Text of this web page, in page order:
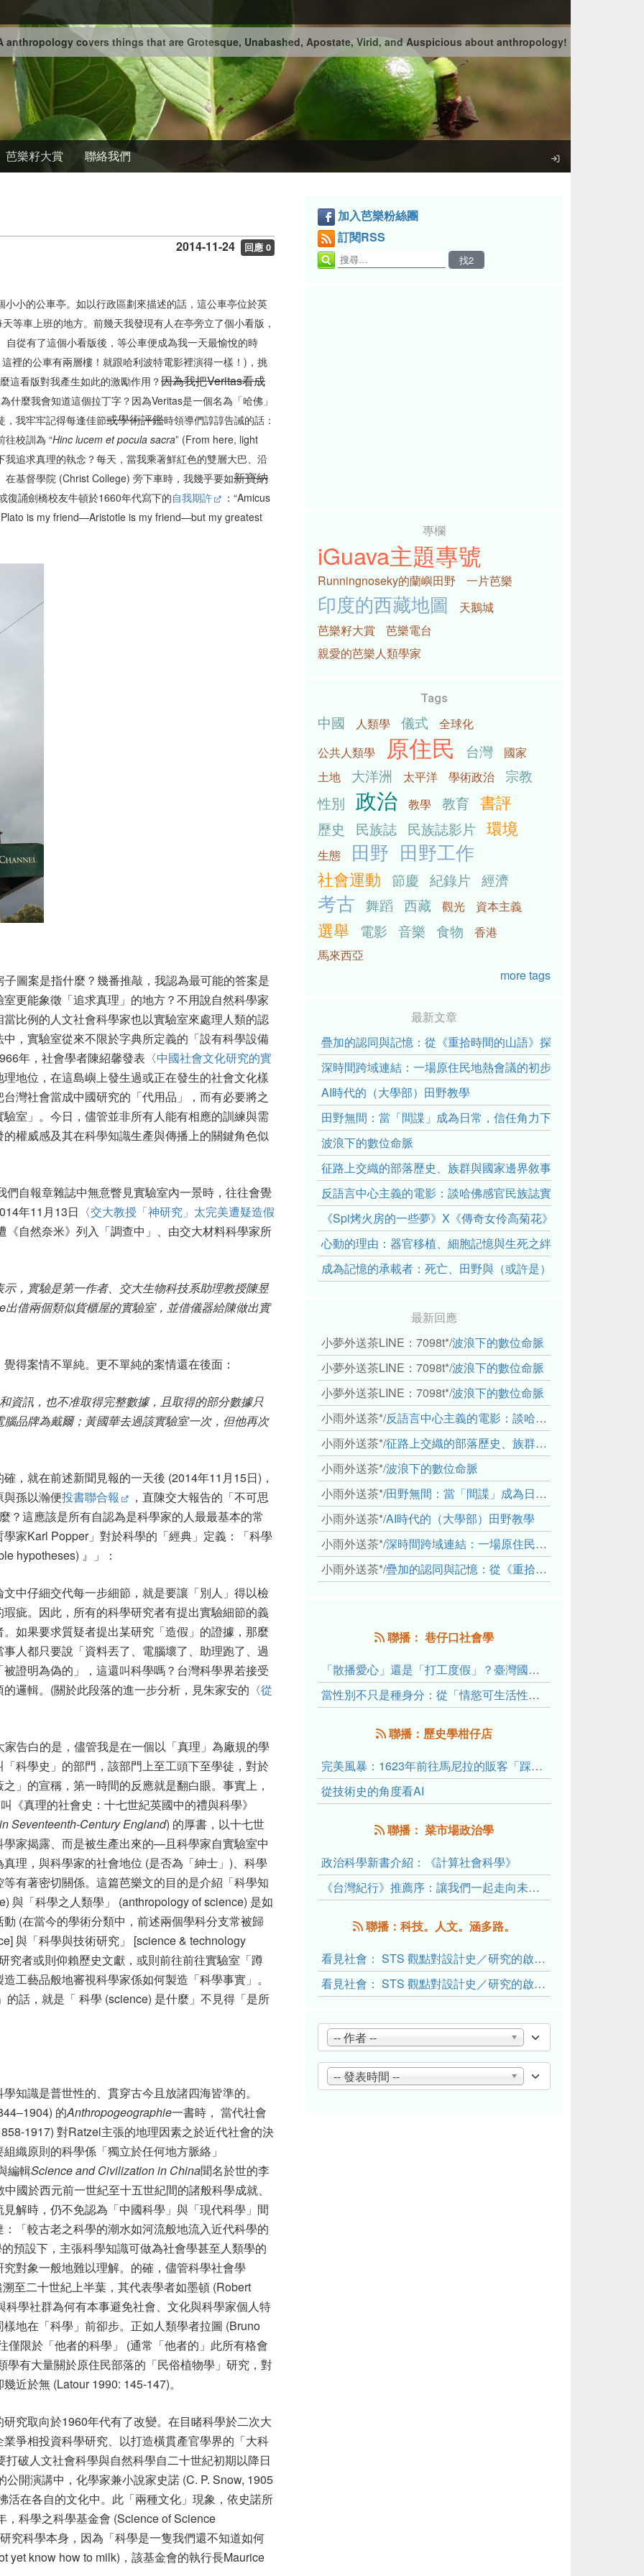
anthropology covers things that are Grotesque, Unabashed, Apostate, Virid, and Auspicious about anthropology!
芭樂籽大賞 聯絡我們
2014-11-24 回應 0
小的公車亭。如以行政區劃來描述的話，這公車亭位於英
等車上班的地方。前幾天我發現有人在亭旁立了個小看版，
從有了這個小看版後，等公車便成為我一天最愉悅的時
裡的公車有兩層樓！就跟哈利波特電影裡演得一樣！)，挑
這看版對我產生如此的激勵作用？因為我把Veritas看成
什麼我會知道這個拉丁字？因為Veritas是一個名為「哈佛」
，我牢牢記得每逢佳節或學術評鑑時領導們諄諄告誡的話：
校訓為 “Hinc lucem et pocula sacra” (From here, light
追求真理的執念？每天，當我乘著鮮紅色的雙層大巴、沿
基督學院 (Christ College) 旁下車時，我幾乎要如新寶納
復誦劍橋校友牛頓於1660年代寫下的自我期許
：“Amicus
is my friend—Aristotle is my friend—but my greatest
圖案是指什麼？幾番推敲，我認為最可能的答案是
更能象徵「追求真理」的地方？不用說自然科學家
比例的人文社會科學家也以實驗室來處理人類的認
，實驗室從來不限於字典所定義的「設有科學設備
年，社會學者陳紹馨發表〈中國社會文化研究的實
地位，在這島嶼上發生過或正在發生的社會文化樣
灣社會當成中國研究的「代用品」，而有必要將之
室」。今日，儘管並非所有人能有相應的訓練與需
權威感及其在科學知識生產與傳播上的關鍵角色似
自報章雜誌中無意瞥見實驗室內一景時，往往會覺
年11月13日〈交大教授「神研究」太完美遭疑造假
自然奈米》列入「調查中」、由交大材料科學家所
，實驗是第一作者、交大生物科技系助理教授陳昱
借兩個類似貨櫃屋的實驗室，並借儀器給陳做出實
得案情不單純。更不單純的案情還在後面：
資訊，也不准取得完整數據，且取得的部分數據只
品牌為戴爾；黃國華去過該實驗室一次，但他再次
，就在前述新聞見報的一天後 (2014年11月15日)，
孫以瀚便投書聯合報
，直陳交大報告的「不可思
？這應該是所有自認為是科學家的人最最基本的常
家Karl Popper」對於科學的「經典」定義：「科學
hypotheses) 』」：
中仔細交代每一步細節，就是要讓「別人」得以檢
疵。因此，所有的科學研究者有提出實驗細節的義
如果要求質疑者提出某研究「造假」的證據，那麼
人都只要說「資料丟了、電腦壞了、助理跑了、過
證明為偽的」，這還叫科學嗎？台灣科學界若接受
邏輯。(關於此段落的進一步分析，見朱家安的〈從
告白的是，儘管我是在一個以「真理」為廠規的學
科學史」的部門，該部門上至工頭下至學徒，對於
」的宣稱，第一時間的反應就是翻白眼。事實上，
《真理的社會史：十七世紀英國中的禮與科學》
Seventeenth-Century England) 的厚書，以十七世
家揭露、而是被生產出來的—且科學家自實驗室中
理，與科學家的社會地位 (是否為「紳士」)、科學
有著密切關係。這篇芭樂文的目的是介紹「科學知
與「科學之人類學」 (anthropology of science) 是如
(在當今的學術分類中，前述兩個學科分支常被歸
與「科學與技術研究」 [science & technology
究者或則仰賴歷史文獻，或則前往前往實驗室「蹲
工藝品般地審視科學家係如何製造「科學事實」。
話，就是「 科學 (science) 是什麼」不見得「是所
知識是普世性的、貫穿古今且放諸四海皆準的。
的Anthropogeographie一書時， 當代社會
1917) 對Ratzel主張的地理因素之於近代社會的決
織原則的科學係「獨立於任何地方脈絡」
編輯Science and Civilization in China聞名於世的李
國於西元前一世紀至十五世紀間的諸般科學成就、
解時，仍不免認為「中國科學」與「現代科學」間
「較古老之科學的潮水如河流般地流入近代科學的
預設下，主張科學知識可做為社會學甚至人類學的
對象一般地難以理解。的確，儘管科學社會學
至二十世紀上半葉，其代表學者如墨頓 (Robert
學社群為何有本事避免社會、文化與科學家個人特
地在「科學」前卻步。正如人類學者拉圖 (Bruno
僅限於「他者的科學」 (通常「他者的」此所有格會
有大量關於原住民部落的「民俗植物學」研究，對
近於無 (Latour 1990: 145-147)。
究取向於1960年代有了改變。在目睹科學於二次大
爭相投資科學研究、以打造橫貫產官學界的「大科
破人文社會科學與自然科學自二十世紀初期以降日
開演講中，化學家兼小說家史諾 (C. P. Snow, 1905
活在各自的文化中。此「兩種文化」現象，依史諾所
科學之科學基金會 (Science of Science
究科學本身，因為「科學是一隻我們還不知道如何
yet know how to milk)，該基金會的執行長Maurice
加入芭樂粉絲團
訂閱RSS
專欄
iGuava主題專號
Runningnoseky的蘭嶼田野 一片芭樂
印度的西藏地圖
天鵝城
芭樂籽大賞
芭樂電台
親愛的芭樂人類學家
Tags
中國 人類學 儀式
全球化
公共人類學
原住民 台灣
國家
土地
大洋洲 太平洋 學術政治
宗教
性別 政治 教學 教育 書評
歷史 民族誌 民族誌影片 環境
生態 田野 田野工作
社會運動 節慶 紀錄片 經濟
考古 舞蹈 西藏 觀光 資本主義
選舉 電影 音樂 食物
香港
馬來西亞
more tags
最新文章
疊加的認同與記憶：從《重拾時間的山語》探討「我們的」立
深時間跨域連結：一場原住民地熱會議的初步觀察
AI時代的（大學部）田野教學
田野無間：當「間諜」成為日常，信任角力下的情感伏流
波浪下的數位命脈
征路上交織的部落歷史、族群與國家邊界敘事： 《路有多長》
反語言中心主義的電影：談哈佛感官民族誌實驗室
《Spi烤火房的一些夢》X《傳奇女伶高菊花》： 透過紀錄片
心動的理由：器官移植、細胞記憶與生死之絆
成為記憶的承載者：死亡、田野與（或許是）人類學的成年禮
最新回應
小夢外送茶LINE：7098t*/波浪下的數位命脈
小夢外送茶LINE：7098t*/波浪下的數位命脈
小夢外送茶LINE：7098t*/波浪下的數位命脈
小雨外送茶*/反語言中心主義的電影：談哈佛感官民族誌實驗室
小雨外送茶*/征路上交織的部落歷史、族群與國家邊界敘事： 《路有多長》、《高砂的翅膀》、《檔案／李光輝》
小雨外送茶*/波浪下的數位命脈
小雨外送茶*/田野無間：當「間諜」成為日常，信任角力下的情感伏流
小雨外送茶*/AI時代的（大學部）田野教學
小雨外送茶*/深時間跨域連結：一場原住民地熱會議的初步觀察
小雨外送茶*/疊加的認同與記憶：從《重拾時間的山語》探討「我們的」立場性(positionality)
聯播： 巷仔口社會學
「散播愛心」還是「打工度假」？臺灣國內與跨國捐卵的利他修辭、金錢動機與身體代價
當性別不只是種身分：從「情慾可生活性」理解跨性別者的身體、慾望與認同探索
聯播：歷史學柑仔店
完美風暴：1623年前往馬尼拉的販客「踩線團」怎麼會困死於澎湖?
從技術史的角度看AI
聯播： 菜市場政治學
政治科學新書介紹：《計算社會科學》
《台灣紀行》推薦序：讓我們一起走向未來文明的備忘錄
聯播：科技。人文。涵多路。
看見社會： STS 觀點對設計史／研究的啟發與反思（下）
看見社會： STS 觀點對設計史／研究的啟發與反思（上）
-- 作者 --
-- 發表時間 --